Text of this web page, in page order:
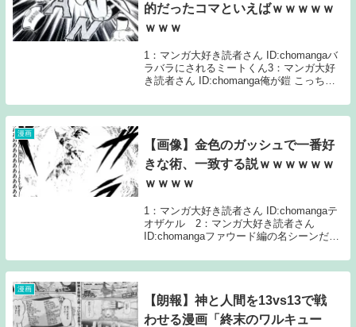
的だったコマといえばｗｗｗｗｗ
ｗｗｗ
1：マンガ大好き読者さん ID:chomangaバ
ラバラにされるミートくん3：マンガ大好
き読者さん ID:chomanga俺が鎧 こっちは
者さん ID:chomanga>>3普通にコレ41：マ
ンガ大好...
漫画
【画像】金色のガッシュで一番好
きな術、一致する説ｗｗｗｗｗｗ
ｗｗｗｗ
1：マンガ大好き読者さん ID:chomangaテ
オザケル 2：マンガ大好き読者さん
ID:chomangaファウード編の名シーンだい
読者さん ID:chomangaなんちゃらかんちゃ
らディスグルクみた...
漫画
【朗報】神と人間を13vs13で戦
わせる漫画「終末のワルキュー